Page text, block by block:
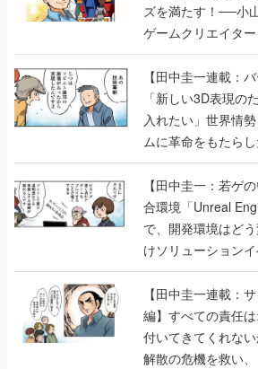
ズを満たす！──小
ゲームクリエイタ
【若ゲのいたり最
【田中圭一連載：
「新しい3D表現の
入れたい」世界情
ムに革命をもたら
のいたり】
【田中圭一：若ゲ
合環境「Unreal
で、開発環境はど
けソリューション
に行って、より理
【田中圭一連載：
編】すべての責任は
付いてきてくれな
解散の危機を救い